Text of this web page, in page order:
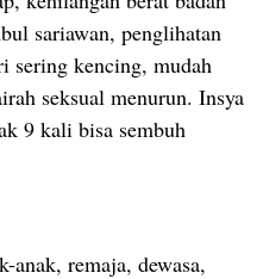
sariawan, penglihatan
sering kencing, mudah
seksual menurun. Insya
9 kali bisa sembuh
anak, remaja, dewasa,